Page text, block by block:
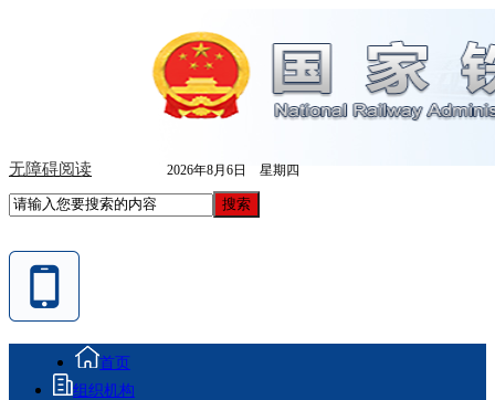
无障碍阅读 2026年8月6日 星期四
首页
组织机构